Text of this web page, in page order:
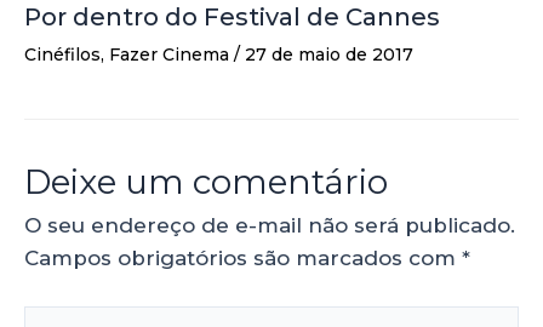
Por dentro do Festival de Cannes
Cinéfilos, Fazer Cinema / 27 de maio de 2017
Deixe um comentário
O seu endereço de e-mail não será publicado.
Campos obrigatórios são marcados com *